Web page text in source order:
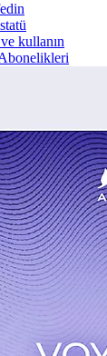
kullanın